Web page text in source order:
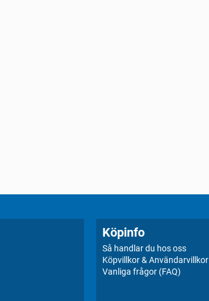
Köpinfo
Så handlar du hos oss
Köpvillkor & Användarvillkor
Vanliga frågor (FAQ)